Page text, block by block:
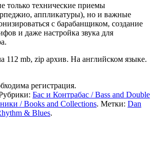
только технические приемы
аппликатуры), но и важные
с барабанщиком, создание
и даже настройка звука для
112 mb, zip архив. На английском языке.
регистрация.
Бас и Контрабас / Bass and Double
/ Books and Collections. Метки: Dan
& Blues.